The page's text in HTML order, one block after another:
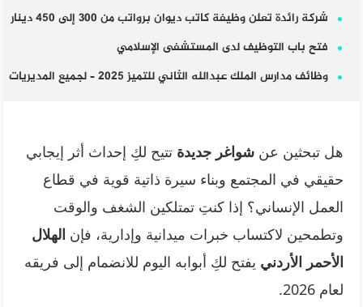
شركة رائدة تعلن وظيفة كاتب ديوان برواتب من 300 إلى 450 دينار
فتح باب التوظيف لدى المستشفى الإسلامي
وظائف مدارس الملك عبدالله الثاني للتميز 2025 – لجميع المديريات
هل تبحثين عنشواغر جديدة تتيح لكِ إحداث أثر إيجابي
حقيقي في المجتمع وبناء سيرة ذاتية قوية في قطاع
العمل الإنساني؟ إذا كنتِ تمتلكين الشغف والوقت
وتطمحين لاكتساب خبرات ميدانية وإدارية، فإن الهلال
الأحمر الأردني يفتح لكِ أبوابه اليوم للانضمام إلى فريقه
لعام 2026.